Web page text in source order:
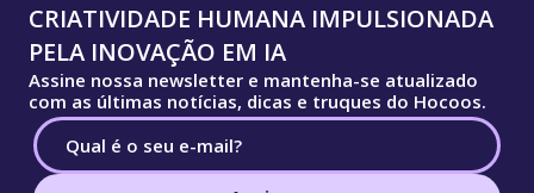
CRIATIVIDADE HUMANA IMPULSIONADA
PELA INOVAÇÃO EM IA
Assine nossa newsletter e mantenha-se atualizado
com as últimas notícias, dicas e truques do Hocoos.